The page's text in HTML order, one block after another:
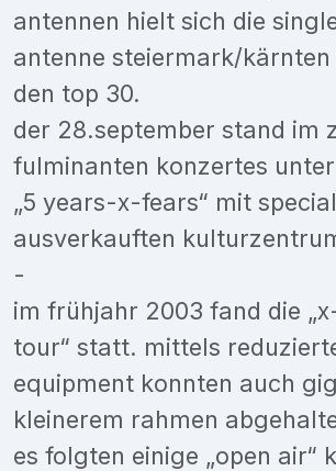
antennen hielt sich die
antenne steiermark/kärnten
den top 30.
der 28.september stand im
fulminanten konzertes
„5 years-x-fears“ mit
ausverkauften
-
im frühjahr 2003 fand die
tour“ statt. mittels
equipment konnten auch
kleinerem rahmen
es folgten einige „open air“